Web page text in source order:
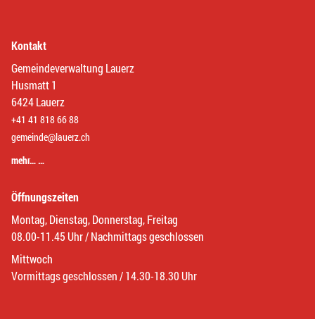
Kontakt
Gemeindeverwaltung Lauerz
Husmatt 1
6424 Lauerz
+41 41 818 66 88
gemeinde@lauerz.ch
mehr… …
Öffnungszeiten
Montag, Dienstag, Donnerstag, Freitag
08.00-11.45 Uhr / Nachmittags geschlossen
Mittwoch
Vormittags geschlossen / 14.30-18.30 Uhr